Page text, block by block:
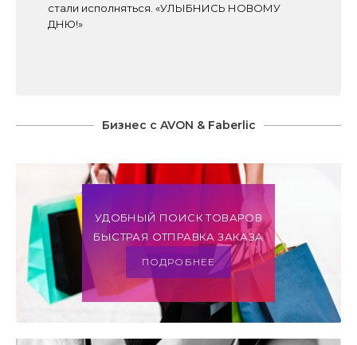
стали исполняться. «УЛЫБНИСЬ НОВОМУ
ДНЮ!»
Бизнес с AVON & Faberlic
УДОБНЫЙ ПОИСК ТОВАРОВ
БЫСТРАЯ ОТПРАВКА ЗАКАЗА
ПОДРОБНЕЕ